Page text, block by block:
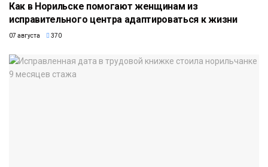
Как в Норильске помогают женщинам из
исправительного центра адаптироваться к жизни
07 августа 370